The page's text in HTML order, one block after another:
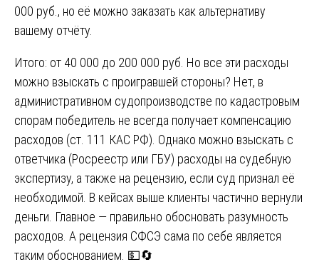
000 руб., но её можно заказать как альтернативу
вашему отчёту.
Итого: от 40 000 до 200 000 руб. Но все эти расходы
можно взыскать с проигравшей стороны? Нет, в
административном судопроизводстве по кадастровым
спорам победитель не всегда получает компенсацию
расходов (ст. 111 КАС РФ). Однако можно взыскать с
ответчика (Росреестр или ГБУ) расходы на судебную
экспертизу, а также на рецензию, если суд признал её
необходимой. В кейсах выше клиенты частично вернули
деньги. Главное — правильно обосновать разумность
расходов. А рецензия СФСЭ сама по себе является
таким обоснованием. 💵🔄